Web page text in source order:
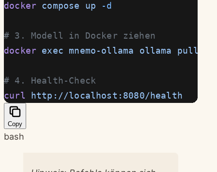
docker compose up -d
# 3. Modell in Docker ziehen
docker exec mnemo-ollama ollama pull
# 4. Health-Check
curl http://localhost:8080/health
Copy
bash